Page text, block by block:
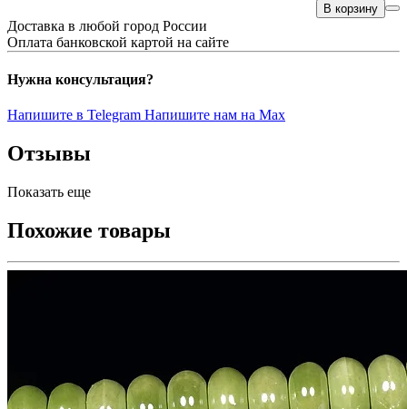
В корзину
Доставка в любой город России
Оплата банковской картой на сайте
Нужна консультация?
Напишите в Telegram Напишите нам на Max
Отзывы
Показать еще
Похожие товары